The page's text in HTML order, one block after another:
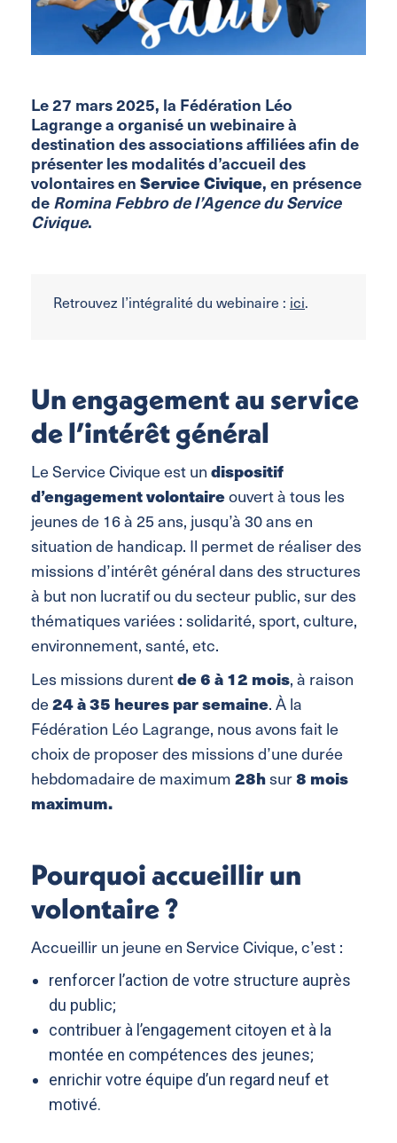
Le 27 mars 2025, la Fédération Léo
Lagrange a organisé un webinaire à
destination des associations affiliées afin de
présenter les modalités d’accueil des
volontaires en Service Civique, en présence
de Romina Febbro de l’Agence du Service
Civique.
Retrouvez l’intégralité du webinaire : ici.
Un engagement au service
de l’intérêt général
Le Service Civique est un dispositif
d’engagement volontaireouvert à tous les
jeunes de 16 à 25 ans, jusqu’à 30 ans en
situation de handicap. Il permet de réaliser des
missions d’intérêt général dans des structures
à but non lucratif ou du secteur public, sur des
thématiques variées : solidarité, sport, culture,
environnement, santé, etc.
Les missions durentde 6 à 12 mois, à raison
de24 à 35 heures par semaine. À la
Fédération Léo Lagrange, nous avons fait le
choix de proposer des missions d’une durée
hebdomadaire de maximum 28hsur8 mois
maximum.
Pourquoi accueillir un
volontaire ?
Accueillir un jeune en Service Civique, c’est :
renforcer l’action de votre structure auprès
du public;
contribuer à l’engagement citoyen et à la
montée en compétences des jeunes;
enrichir votre équipe d’un regard neuf et
motivé.